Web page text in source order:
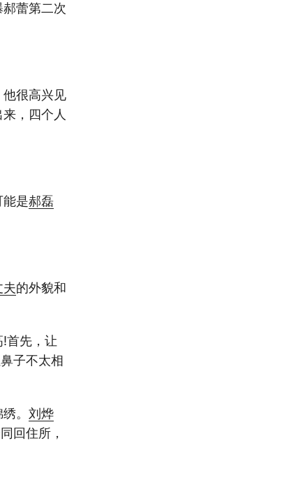
蕾第二次
他很高兴见
来，四个人
能是郝磊
夫的外貌和
首先，让
子不太相
。 刘烨
回住所，